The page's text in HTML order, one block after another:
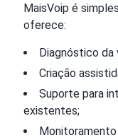
MaisVoip é
oferece:
Diagnóstico da
Criação
Suporte para
existentes;